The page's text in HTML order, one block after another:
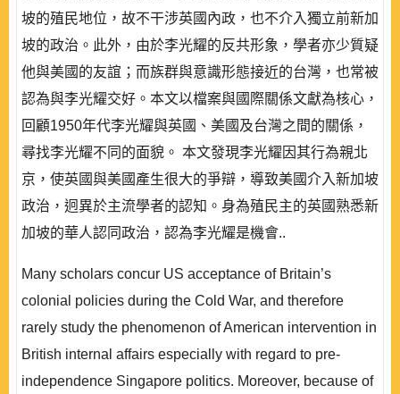
坡的殖民地位，故不干涉英國內政，也不介入獨立前新加
坡的政治。此外，由於李光耀的反共形象，學者亦少質疑
他與美國的友誼；而族群與意識形態接近的台灣，也常被
認為與李光耀交好。本文以檔案與國際關係文獻為核心，
回顧1950年代李光耀與英國、美國及台灣之間的關係，
尋找李光耀不同的面貌。 本文發現李光耀因其行為親北
京，使英國與美國產生很大的爭辯，導致美國介入新加坡
政治，迥異於主流學者的認知。身為殖民主的英國熟悉新
加坡的華人認同政治，認為李光耀是機會..
Many scholars concur US acceptance of Britain’s
colonial policies during the Cold War, and therefore
rarely study the phenomenon of American intervention in
British internal affairs especially with regard to pre-
independence Singapore politics. Moreover, because of